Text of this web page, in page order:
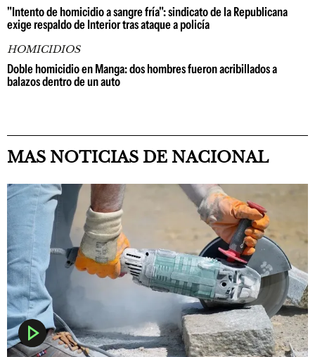
"Intento de homicidio a sangre fría": sindicato de la Republicana
exige respaldo de Interior tras ataque a policía
HOMICIDIOS
Doble homicidio en Manga: dos hombres fueron acribillados a
balazos dentro de un auto
MAS NOTICIAS DE NACIONAL